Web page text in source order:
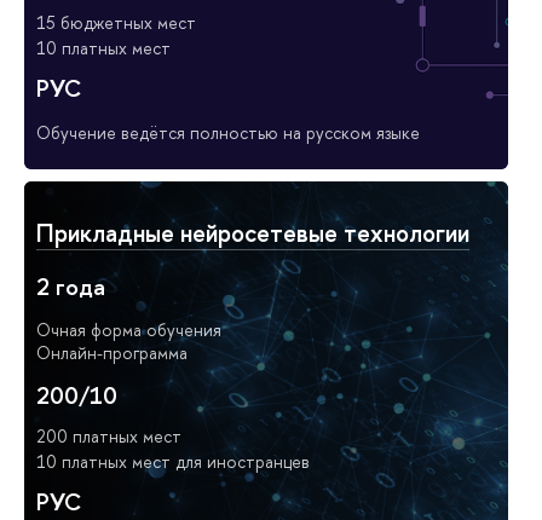
15 бюджетных мест
10 платных мест
РУС
Обучение ведётся полностью на русском языке
Прикладные нейросетевые технологии
2 года
Очная форма обучения
Онлайн-программа
200/10
200 платных мест
10 платных мест для иностранцев
РУС